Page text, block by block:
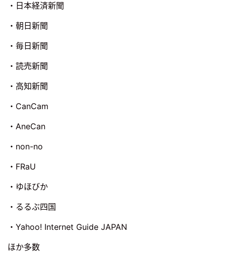
・日本経済新聞
・朝日新聞
・毎日新聞
・読売新聞
・高知新聞
・CanCam
・AneCan
・non-no
・FRaU
・ゆほびか
・るるぶ四国
・Yahoo! Internet Guide JAPAN
ほか多数